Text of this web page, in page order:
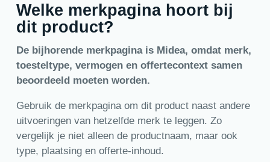
Welke merkpagina hoort bij
dit product?
De bijhorende merkpagina is Midea, omdat merk,
toesteltype, vermogen en offertecontext samen
beoordeeld moeten worden.
Gebruik de merkpagina om dit product naast andere
uitvoeringen van hetzelfde merk te leggen. Zo
vergelijk je niet alleen de productnaam, maar ook
type, plaatsing en offerte-inhoud.